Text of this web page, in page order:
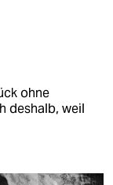
ohne
deshalb, weil